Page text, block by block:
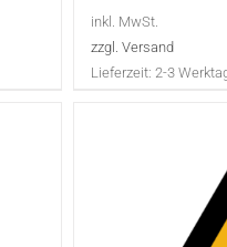
inkl. MwSt.
zzgl. Versand
Lieferzeit: 2-3